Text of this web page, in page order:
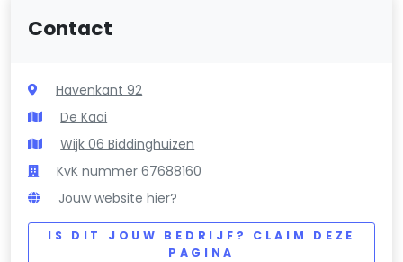
Contact
Havenkant 92
De Kaai
Wijk 06 Biddinghuizen
KvK nummer 67688160
Jouw website hier?
IS DIT JOUW BEDRIJF? CLAIM DEZE
PAGINA